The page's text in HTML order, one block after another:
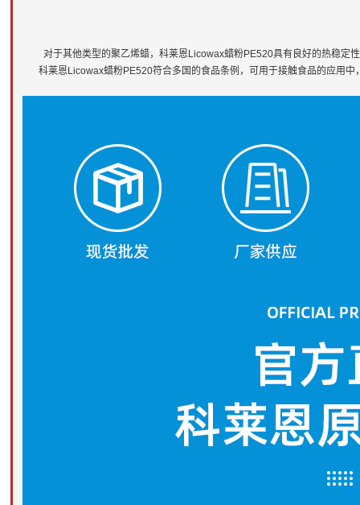
对于其他类型的聚乙烯蜡，科莱恩Licowax蜡粉PE520具有良好的热稳定
科莱恩Licowax蜡粉PE520符合多国的食品条例，可用于接触食品的应用中